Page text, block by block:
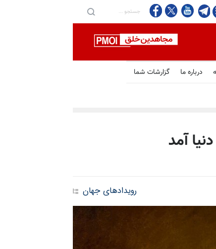
درباره ما گزارشات شما
آمد
رویدادهای جهان